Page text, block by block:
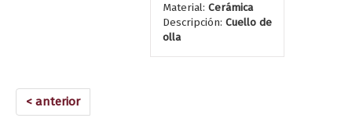
Material: Cerámica
Descripción: Cuello de
olla
< anterior